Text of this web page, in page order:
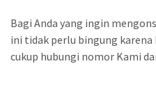
Bagi Anda yang ingin
ini tidak perlu bingung karena
cukup hubungi nomor Kami